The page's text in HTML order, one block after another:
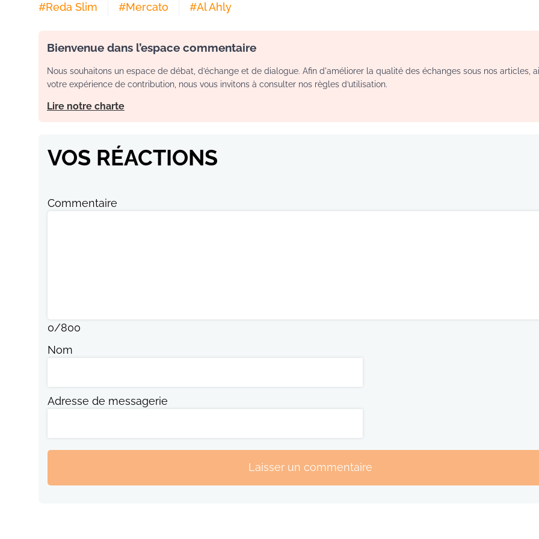
#Reda Slim #Mercato #Al Ahly
Bienvenue dans l’espace commentaire
Nous souhaitons un espace de débat, d’échange et de dialogue. Afin d'améliorer la qualité des échanges sous nos articles,
votre expérience de contribution, nous vous invitons à consulter nos règles d’utilisation.
Lire notre charte
VOS RÉACTIONS
Commentaire
0/800
Nom
Adresse de messagerie
Laisser un commentaire